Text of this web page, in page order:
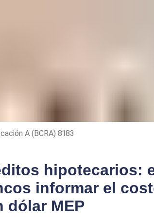
A (BCRA) 8183
hipotecarios:
informar el
dólar MEP